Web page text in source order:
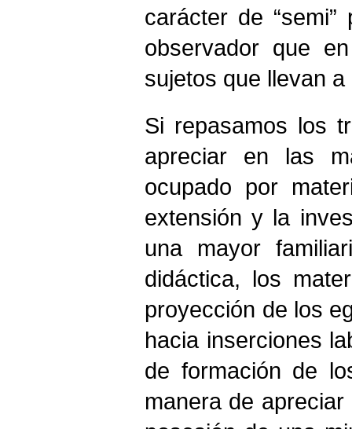
carácter de
observador que
sujetos que llevan
Si repasamos los
apreciar en las
ocupado por
extensión y la
una mayor
didáctica, los
proyección de los
hacia inserciones
de formación de
manera de